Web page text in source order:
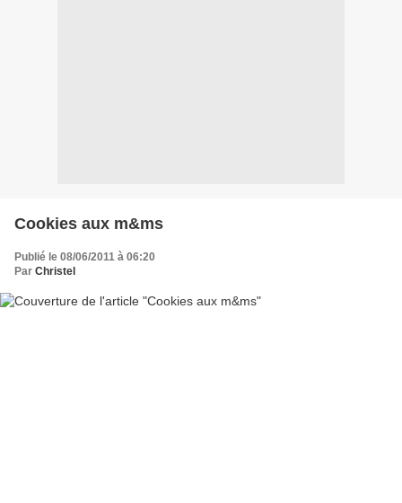
Cookies aux m&ms
Publié le 08/06/2011 à 06:20
Par Christel